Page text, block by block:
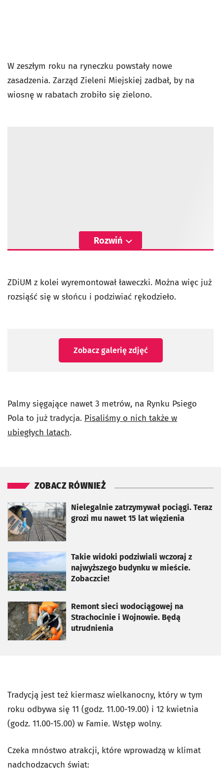
W zeszłym roku na ryneczku powstały nowe
zasadzenia. Zarząd Zieleni Miejskiej zadbał, by na
wiosnę w rabatach zrobiło się zielono.
Rozwiń
ZDiUM z kolei wyremontował ławeczki. Można więc już
rozsiąść się w słońcu i podziwiać rękodzieło.
Zobacz galerię zdjęć
Palmy sięgające nawet 3 metrów, na Rynku Psiego
Pola to już tradycja. Pisaliśmy o nich także w
ubiegłych latach.
ZOBACZ RÓWNIEŻ
Nielegalnie zatrzymywał pociągi. Teraz
grozi mu nawet 15 lat więzienia
otworzy się w nowej karcie
Takie widoki podziwiali wczoraj z
najwyższego budynku w mieście.
Zobaczcie!
otworzy się w nowej karcie
Remont sieci wodociągowej na
Strachocinie i Wojnowie. Będą
utrudnienia
otworzy się w nowej karcie
Tradycją jest też kiermasz wielkanocny, który w tym
roku odbywa się 11 (godz. 11.00-19.00) i 12 kwietnia
(godz. 11.00-15.00) w Famie. Wstęp wolny.
Czeka mnóstwo atrakcji, które wprowadzą w klimat
nadchodzących świąt: